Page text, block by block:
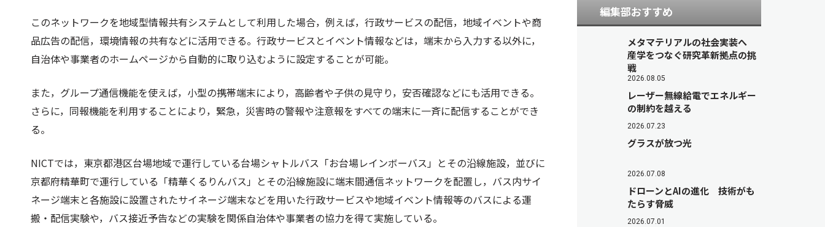
このネットワークを地域型情報共有システムとして利用した場合，例えば，行政サービスの配信，地域イベントや商
品広告の配信，環境情報の共有などに活用できる。行政サービスとイベント情報などは，端末から入力する以外に，
自治体や事業者のホームページから自動的に取り込むように設定することが可能。
また，グループ通信機能を使えば，小型の携帯端末により，高齢者や子供の見守り，安否確認などにも活用できる。
さらに，同報機能を利用することにより，緊急，災害時の警報や注意報をすべての端末に一斉に配信することができ
る。
NICTでは，東京都港区台場地域で運行している台場シャトルバス「お台場レインボーバス」とその沿線施設，並びに
京都府精華町で運行している「精華くるりんバス」とその沿線施設に端末間通信ネットワークを配置し，バス内サイ
ネージ端末と各施設に設置されたサイネージ端末などを用いた行政サービスや地域イベント情報等のバスによる運
搬・配信実験や，バス接近予告などの実験を関係自治体や事業者の協力を得て実施している。
編集部おすすめ
メタマテリアルの社会実装へ
産学をつなぐ研究革新拠点の挑
戦
2026.08.05
レーザー無線給電でエネルギー
の制約を越える
2026.07.23
グラスが放つ光
2026.07.08
ドローンとAIの進化 技術がも
たらす脅威
2026.07.01